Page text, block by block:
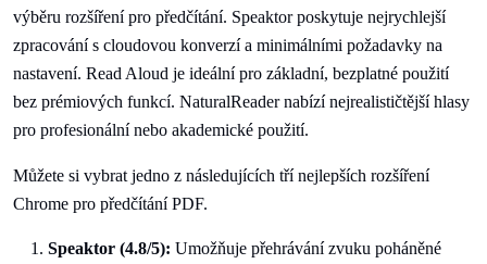
výběru rozšíření pro předčítání. Speaktor poskytuje nejrychlejší
zpracování s cloudovou konverzí a minimálními požadavky na
nastavení. Read Aloud je ideální pro základní, bezplatné použití
bez prémiových funkcí. NaturalReader nabízí nejrealističtější hlasy
pro profesionální nebo akademické použití.
Můžete si vybrat jedno z následujících tří nejlepších rozšíření
Chrome pro předčítání PDF.
Speaktor (4.8/5): Umožňuje přehrávání zvuku poháněné